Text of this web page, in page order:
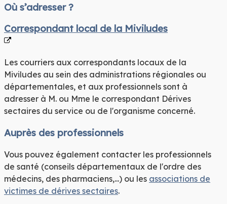
Où s’adresser ?
Correspondant local de la Miviludes
Les courriers aux correspondants locaux de la
Miviludes au sein des administrations régionales ou
départementales, et aux professionnels sont à
adresser à M. ou Mme le correspondant Dérives
sectaires du service ou de l'organisme concerné.
Auprès des professionnels
Vous pouvez également contacter les professionnels
de santé (conseils départementaux de l'ordre des
médecins, des pharmaciens,...) ou les associations de
victimes de dérives sectaires.